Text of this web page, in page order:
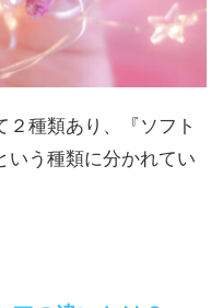
２種類あり、『ソフト
いう種類に分かれてい